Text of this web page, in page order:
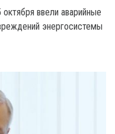
ввели аварийные
энергосистемы